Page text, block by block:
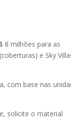
8 milhões para as
e Sky
com base nas
solicite o material